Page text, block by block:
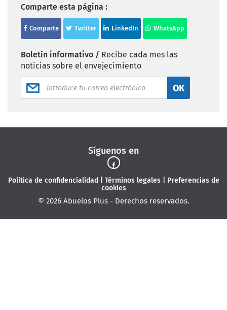
Comparte esta página :
Comparte Twitter LinkedIn WhatsApp
Boletín informativo / Recibe cada mes las
noticias sobre el envejecimiento
OK
Síguenos en
Politica de confidencialidad Términos legales| Preferencias de
cookies
© 2026 Abuelos Plus - Derechos reservados.